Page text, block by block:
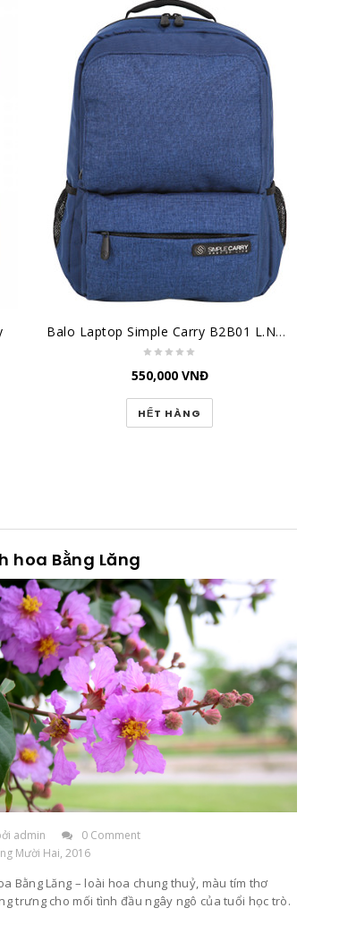
Balo Laptop Simple Carry B2B01 L.NAVY
550,000 VNĐ
HẾT HÀNG
hoa Bằng Lăng
admin
0 Comment
Mười Hai, 2016
Bằng Lăng – loài hoa chung thuỷ, màu tím thơ
trưng cho mối tình đầu ngây ngô của tuổi học trò.